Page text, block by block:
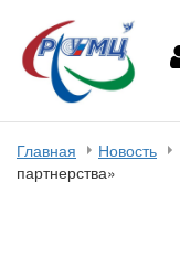
Главная Новость
партнерства»